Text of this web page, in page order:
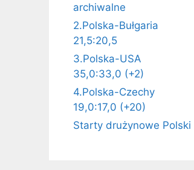
archiwalne
2.Polska-Bułgaria
21,5:20,5
3.Polska-USA
35,0:33,0 (+2)
4.Polska-Czechy
19,0:17,0 (+20)
Starty drużynowe Polski